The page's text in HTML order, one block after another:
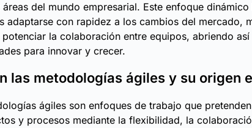
del mundo empresarial. Este enfoque
adaptarse con rapidez a los cambios del mercado,
la colaboración entre equipos, abriendo así
para innovar y crecer.
las metodologías ágiles y su origen
ágiles son enfoques de trabajo que
y procesos mediante la flexibilidad, la